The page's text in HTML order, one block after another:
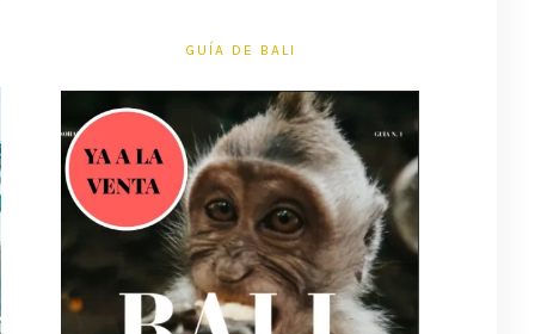
GUÍA DE BALI